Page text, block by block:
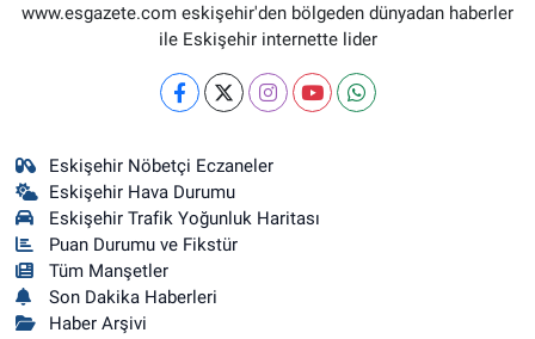
www.esgazete.com eskişehir'den bölgeden dünyadan haberler
ile Eskişehir internette lider
Eskişehir Nöbetçi Eczaneler
Eskişehir Hava Durumu
Eskişehir Trafik Yoğunluk Haritası
Puan Durumu ve Fikstür
Tüm Manşetler
Son Dakika Haberleri
Haber Arşivi